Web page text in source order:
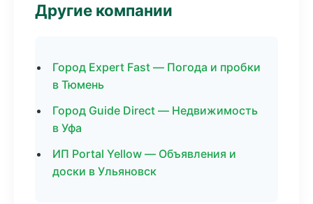
Другие компании
Город Expert Fast — Погода и пробки
в Тюмень
Город Guide Direct — Недвижимость
в Уфа
ИП Portal Yellow — Объявления и
доски в Ульяновск